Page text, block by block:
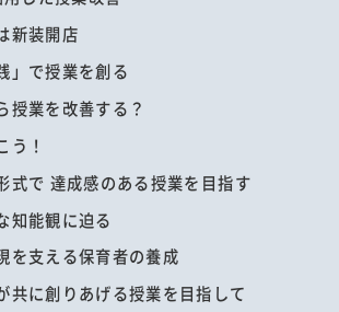
新装開店
」で授業を創る
授業を改善する？
う！
式で 達成感のある授業を目指す
知能観に迫る
を支える保育者の養成
共に創りあげる授業を目指して